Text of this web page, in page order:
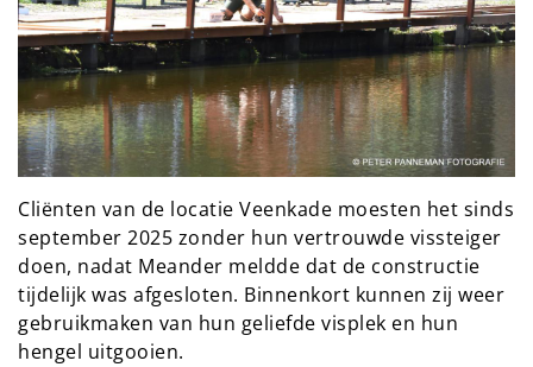
Cliënten van de locatie Veenkade moesten het sinds
september 2025 zonder hun vertrouwde vissteiger
doen, nadat Meander meldde dat de constructie
tijdelijk was afgesloten. Binnenkort kunnen zij weer
gebruikmaken van hun geliefde visplek en hun
hengel uitgooien.